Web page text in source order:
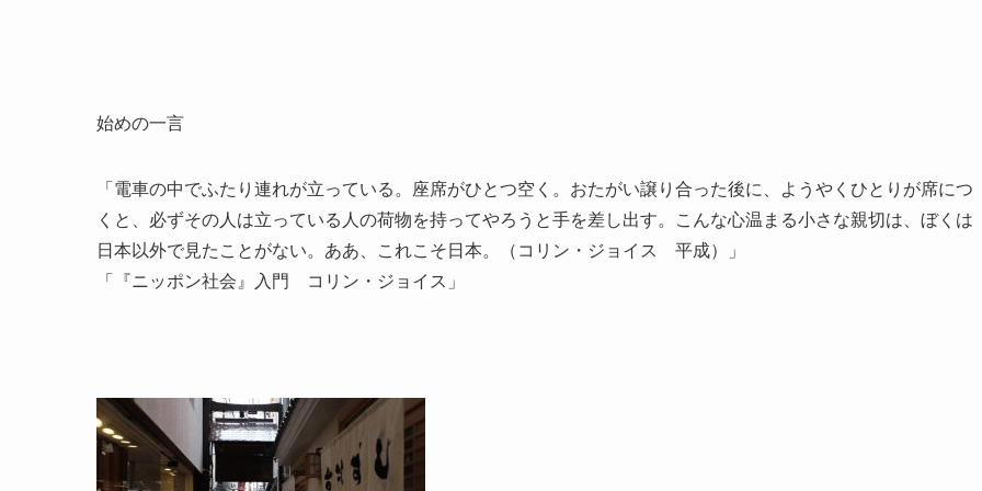
始めの一言
「電車の中でふたり連れが立っている。座席がひとつ空く。おたがい譲り合った後に、ようやくひとりが席につ
くと、必ずその人は立っている人の荷物を持ってやろうと手を差し出す。こんな心温まる小さな親切は、ぼくは
日本以外で見たことがない。ああ、これこそ日本。（コリン・ジョイス 平成）」
「『ニッポン社会』入門 コリン・ジョイス」